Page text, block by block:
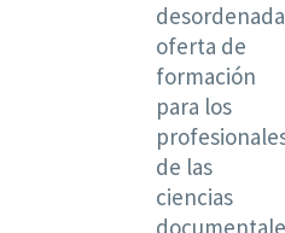
desordenada
oferta de
formación
para los
de las
ciencias